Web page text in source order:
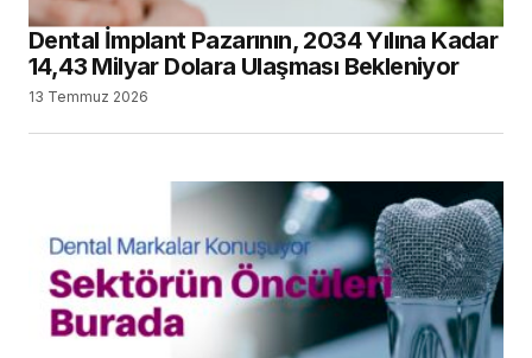
Dental İmplant Pazarının, 2034 Yılına Kadar
14,43 Milyar Dolara Ulaşması Bekleniyor
13 Temmuz 2026